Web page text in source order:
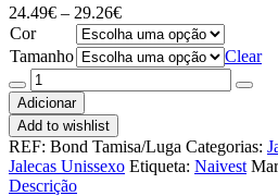
24.49€ – 29.26€Price
range:
24.49€
through
29.26€
Cor
Tamanho
Clear
Quantidade
de
Jaleca
Tamisa/Luga
Adicionar
Add to wishlist
REF: Bond Tamisa/Luga Categorias:
Jalecas Unissexo Etiqueta: Naivest
Descrição